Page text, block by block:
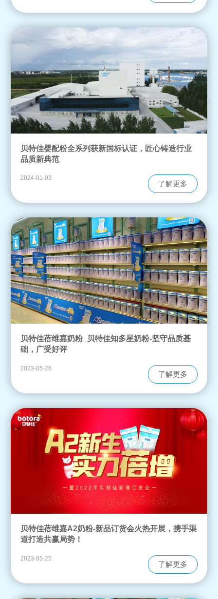
贝特佳婴配粉全系列获新国标认证，匠心铸造行业
品质新典范
2024-01-03
了解更多
贝特佳蓓维嘉奶粉_贝特佳知多星奶粉-坚守品质基
础，广受好评
2023-05-26
了解更多
贝特佳蓓维嘉A2奶粉-新品订货会火热开展，携手渠
道打造共赢局势！
2023-05-25
了解更多